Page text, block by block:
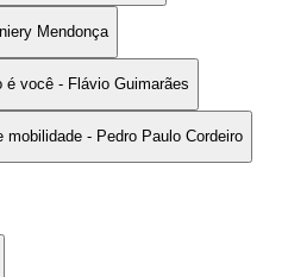
Mendonça
é você - Flávio Guimarães
mobilidade - Pedro Paulo Cordeiro